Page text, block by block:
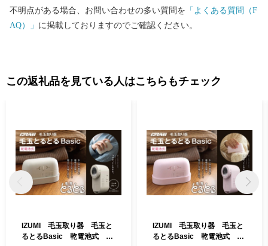
不明点がある場合、お問い合わせの多い質問を 「よくある質問（F
AQ）」 に掲載しておりますのでご確認ください。
この返礼品を見ている人はこちらもチェック
IZUMI 毛玉取り器 毛玉と
るとるBasic 乾電池式 K
IZUMI 毛玉取り器 毛玉と
るとるBasic 乾電池式 K